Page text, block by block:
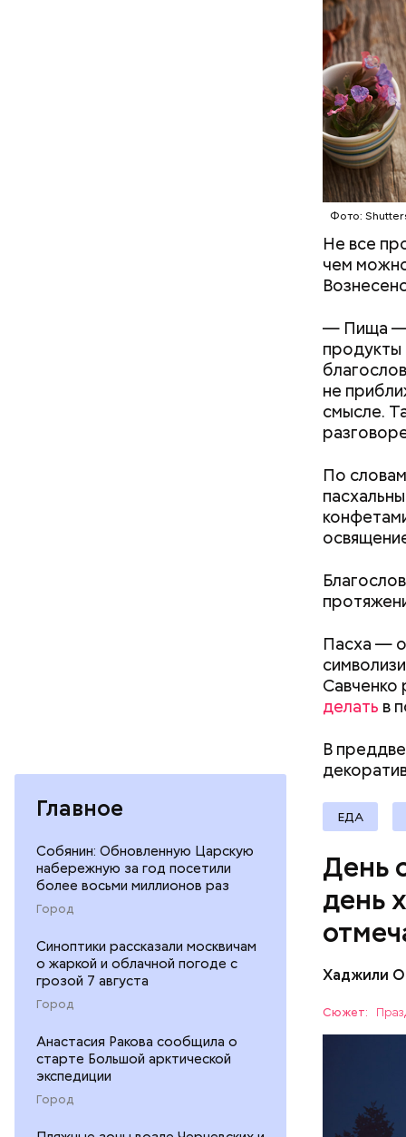
Главное
Собянин: Обновленную Царскую
набережную за год посетили
более восьми миллионов раз
Город
Синоптики рассказали москвичам
о жаркой и облачной погоде с
грозой 7 августа
Город
Анастасия Ракова сообщила о
старте Большой арктической
экспедиции
Город
Фото:
Не все
чем
— Пища —
продукты
не
смысле.
По
Пасха —
Савченко
делать в
В
ЕДА
День
день
Хаджили
Сюжет:
День
любители
В
своими
проводят
ЕДА
—
Копылов.